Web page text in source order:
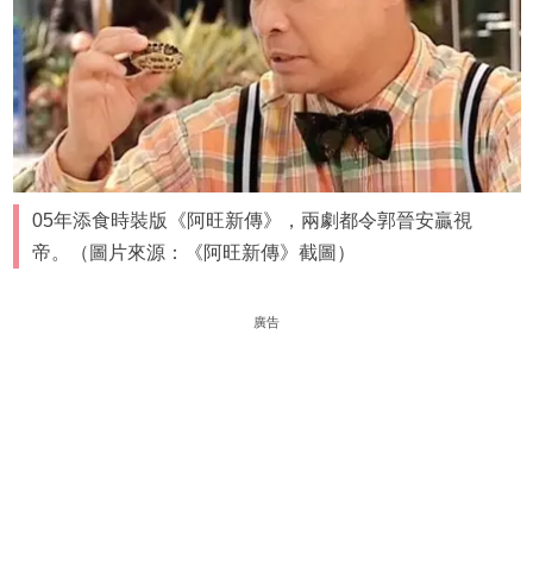
05年添食時裝版《阿旺新傳》，兩劇都令郭晉安贏視
帝。（圖片來源：《阿旺新傳》截圖）
廣告